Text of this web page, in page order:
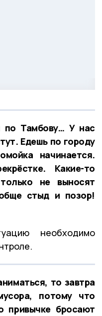
Тамбову… У нас
Едешь по городу
начинается.
Какие-то
не выносят
стыд и позор!
необходимо
то завтра
потому что
привычке бросают